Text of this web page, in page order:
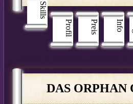
Skills
Profil
Preis Info
DAS ORPHAN